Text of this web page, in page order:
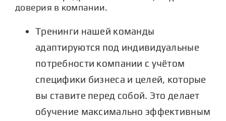
доверия в компании.
Тренинги нашей команды
адаптируются под индивидуальные
потребности компании с учётом
специфики бизнеса и целей, которые
вы ставите перед собой. Это делает
обучение максимально эффективным